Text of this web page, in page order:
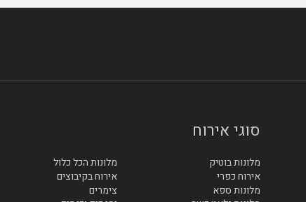
סוגי אירוח
מלונות בוטיק
מלונות הכל כלול
אירוח כפרי
אירוח בקיבוצים
מלונות ספא
צימרים